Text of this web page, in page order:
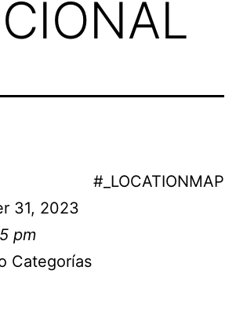
#_LOCATIONMAP
31, 2023
pm
Categorías